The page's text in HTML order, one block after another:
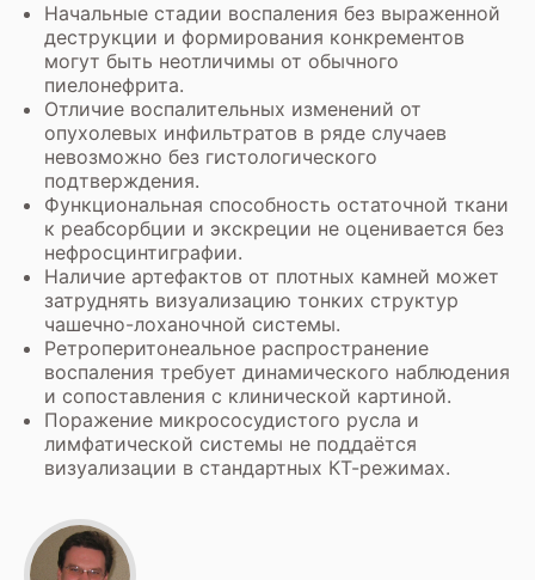
Начальные стадии воспаления без выраженной
деструкции и формирования конкрементов
могут быть неотличимы от обычного
пиелонефрита.
Отличие воспалительных изменений от
опухолевых инфильтратов в ряде случаев
невозможно без гистологического
подтверждения.
Функциональная способность остаточной ткани
к реабсорбции и экскреции не оценивается без
нефросцинтиграфии.
Наличие артефактов от плотных камней может
затруднять визуализацию тонких структур
чашечно-лоханочной системы.
Ретроперитонеальное распространение
воспаления требует динамического наблюдения
и сопоставления с клинической картиной.
Поражение микрососудистого русла и
лимфатической системы не поддаётся
визуализации в стандартных КТ-режимах.